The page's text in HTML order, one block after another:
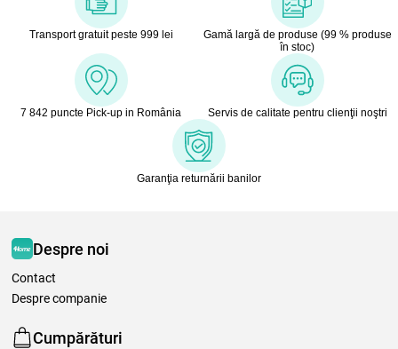
Transport gratuit peste 999 lei
Gamă largă de produse (99 % produse
în stoc)
7 842 puncte Pick-up in România Servis de calitate pentru clienţii noştri
Garanţia returnării banilor
Despre noi
Contact
Despre companie
Cumpărături